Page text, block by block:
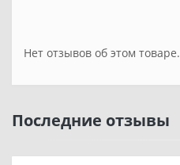
Нет отзывов об этом товаре.
Последние отзывы